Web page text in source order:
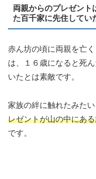
両親からのプレゼント
た百千家に先住してい
赤ん坊の頃に両親を亡
は、１６歳になると死
いたとは素敵です。
家族の絆に触れたみた
レゼントが山の中にあ
です。